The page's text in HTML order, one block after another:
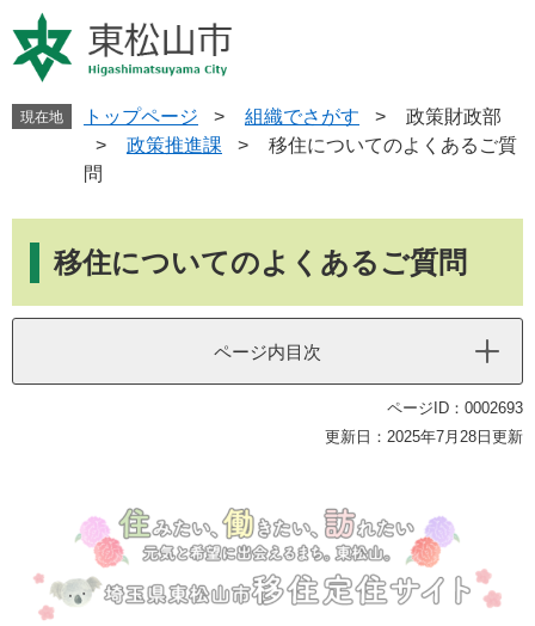
ー
ジ
ニ
ュ
現在地 トップページ > 組織でさがす >
政策財政部
>
政策推進課 >
移住についてのよくあるご質
問
移住についてのよくあるご質問
ページ内目次
ページID：0002693
更新日：2025年7月28日更新